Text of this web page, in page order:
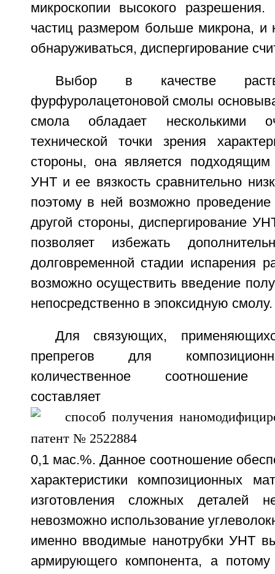
микроскопии высокого
частиц размером больше микрона, и
обнаруживаться, диспергирование
Выбор в качестве
фурфуролацетоновой смолы
смола обладает несколькими
технической точки зрения
стороны, она является подходящим
УНТ и ее вязкость сравнительно
поэтому в ней возможно
другой стороны, диспергирование
позволяет избежать
долговременной стадии испарения
возможно осуществить введение
непосредственно в эпоксидную смолу.
Для связующих,
препрегов для
количественное соотношение
0,1 мас.%. Данное соотношение
характеристики композиционных
изготовления сложных деталей
невозможно использование
именно вводимые нанотрубки УНТ
армирующего компонента, а